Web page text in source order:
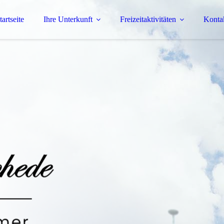
Ihre Unterkunft Freizeitaktivitäten